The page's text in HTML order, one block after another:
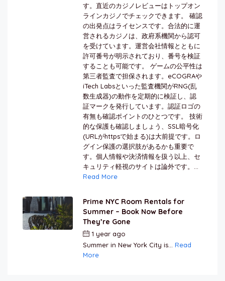
す。直近のカジノレビューはトップオン
ラインカジノでチェックできます。 確認
の出発点はライセンスです。合法的に運
営されるカジノは、政府系機関から認可
を受けています。運営会社情報とともに
許可番号が明示されており、番号を検証
することも可能です。 ゲームの公平性は
第三者監査で担保されます。eCOGRAや
iTech Labsといった監査機関がRNG(乱
数生成器)の動作を定期的に検証し、認
証マークを発行しています。認証ロゴの
有無も確認ポイントのひとつです。 技術
的な保護も確認しましょう、SSL暗号化
(URLがhttpsで始まる)は大前提です。ロ
グイン保護の選択肢があるかも重要で
す。個人情報や決済情報を扱う以上、セ
キュリティ軽視のサイトは論外です。...
Read More
Prime NYC Room Rentals for
Summer – Book Now Before
They’re Gone
1 year ago
Summer in New York City is... Read
More